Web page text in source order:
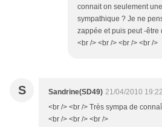
connait on seulement
sympathique ? Je ne
zappée et puis peut -être
<br /> <br /> <br /> <br />
S Sandrine(SD49) 21/04/2010 19:22
<br /> <br /> Très sympa de
<br /> <br /> <br />